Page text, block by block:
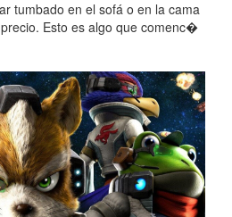
tumbado en el sofá o en la cama
Esto es algo que comenc�